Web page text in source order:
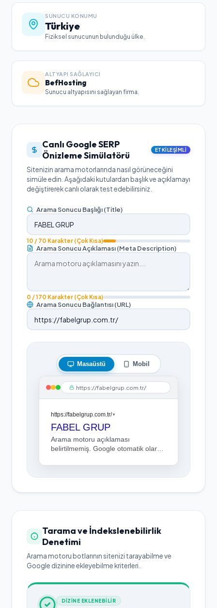
SUNUCU KONUMU
Türkiye
Fiziksel sunucunun bulunduğu ülke.
ALTYAPI SAĞLAYICI
BefHosting
Sunucu altyapısını sağlayan firma.
Canlı Google SERP
Önizleme Simülatörü
ETKILEŞIMLI
Sitenizin arama motorlarında nasıl görüneceğini
simüle edin. Aşağıdaki kutulardan başlık ve açıklamayı
değiştirerek canlı olarak test edebilirsiniz.
Arama Sonucu Başlığı (Title)
10 / 70 Karakter (Çok Kısa)
Arama Sonucu Açıklaması (Meta Description)
0 / 170 Karakter (Çok Kısa)
Arama Sonucu Bağlantısı (URL)
Masaüstü Mobil
https://fabelgrup.com.tr/
https://fabelgrup.com.tr/ ▼
FABEL GRUP
Arama motoru açıklaması
belirtilmemiş. Google otomatik olarak
Tarama ve İndekslenebilirlik
Denetimi
Arama motoru botlarının sitenizi tarayabilme ve
Google dizinine ekleyebilme kriterleri.
DİZİNE EKLENEBİLİR